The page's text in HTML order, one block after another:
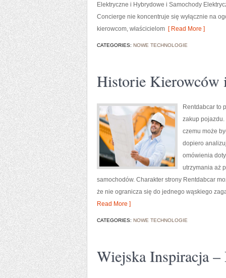
Elektryczne i Hybrydowe i Samochody
Concierge nie koncentruje się wyłącznie na
kierowcom, właścicielom [ Read More ]
CATEGORIES: NOWE TECHNOLOGIE
Historie Kierowców
Rentdabcar to
zakup
czemu może
dopiero
omówienia
utrzymania aż
samochodów. Charakter strony Rentdabcar
że nie ogranicza się do jednego wąskiego
Read More ]
CATEGORIES: NOWE TECHNOLOGIE
Wiejska Inspiracja